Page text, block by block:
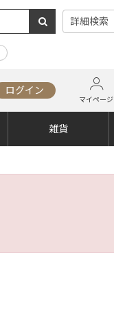
詳細検索
ログイン
マイページ
雑貨